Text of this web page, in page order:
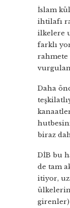
İslam
ihtilafı
ilkelere
farklı
rahmete
Daha
biraz
DİB bu
de tam
itiyor,
girenler)